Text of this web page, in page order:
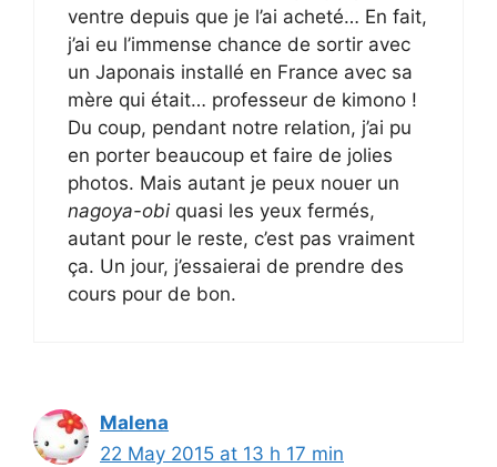
ventre depuis que je l’ai acheté… En fait,
j’ai eu l’immense chance de sortir avec
un Japonais installé en France avec sa
mère qui était… professeur de kimono !
Du coup, pendant notre relation, j’ai pu
en porter beaucoup et faire de jolies
photos. Mais autant je peux nouer un
nagoya-obi quasi les yeux fermés,
autant pour le reste, c’est pas vraiment
ça. Un jour, j’essaierai de prendre des
cours pour de bon.
Malena
22 May 2015 at 13 h 17 min